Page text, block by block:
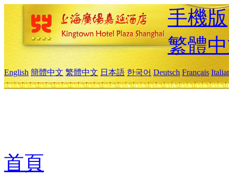
手機版
繁體
English 簡體中文 繁體中文 日本語 한국어 Deutsch Français
首頁